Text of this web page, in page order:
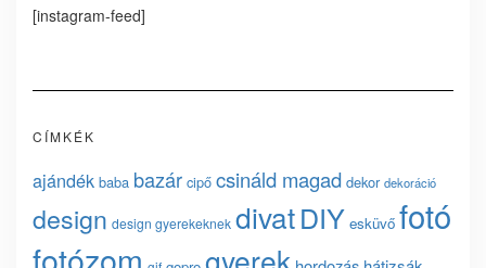
[instagram-feed]
CÍMKÉK
ajándék baba bazár cipő csináld magad dekor dekoráció
design design gyerekeknek divatDIY esküvő fotó
fotózom